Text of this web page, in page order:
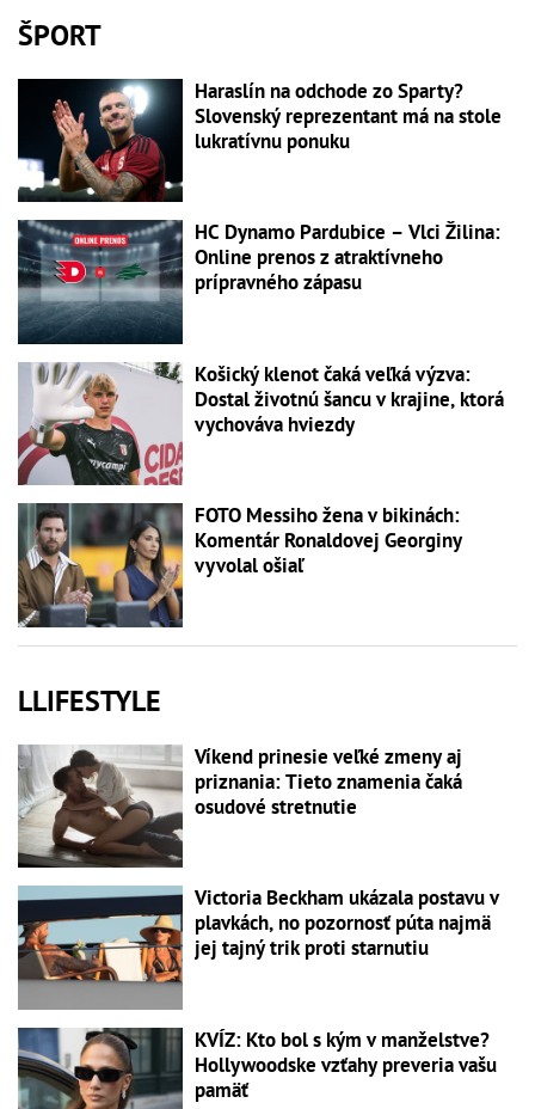
ŠPORT
Haraslín na odchode zo Sparty?
Slovenský reprezentant má na stole
lukratívnu ponuku
HC Dynamo Pardubice – Vlci Žilina:
Online prenos z atraktívneho
prípravného zápasu
Košický klenot čaká veľká výzva:
Dostal životnú šancu v krajine, ktorá
vychováva hviezdy
FOTO Messiho žena v bikinách:
Komentár Ronaldovej Georginy
vyvolal ošiaľ
LLIFESTYLE
Víkend prinesie veľké zmeny aj
priznania: Tieto znamenia čaká
osudové stretnutie
Victoria Beckham ukázala postavu v
plavkách, no pozornosť púta najmä
jej tajný trik proti starnutiu
KVÍZ: Kto bol s kým v manželstve?
Hollywoodske vzťahy preveria vašu
pamäť